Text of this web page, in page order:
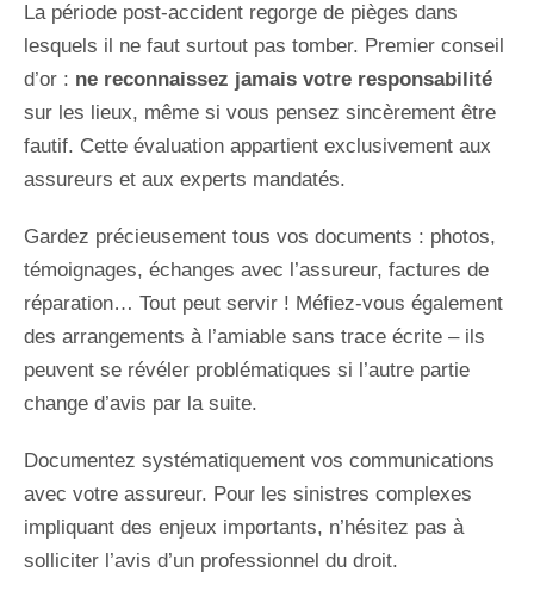
La période post-accident regorge de pièges dans
lesquels il ne faut surtout pas tomber. Premier conseil
d’or : ne reconnaissez jamais votre responsabilité
sur les lieux, même si vous pensez sincèrement être
fautif. Cette évaluation appartient exclusivement aux
assureurs et aux experts mandatés.
Gardez précieusement tous vos documents : photos,
témoignages, échanges avec l’assureur, factures de
réparation… Tout peut servir ! Méfiez-vous également
des arrangements à l’amiable sans trace écrite – ils
peuvent se révéler problématiques si l’autre partie
change d’avis par la suite.
Documentez systématiquement vos communications
avec votre assureur. Pour les sinistres complexes
impliquant des enjeux importants, n’hésitez pas à
solliciter l’avis d’un professionnel du droit.